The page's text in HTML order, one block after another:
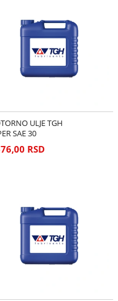
ULJE TGH
SAE 30
RSD